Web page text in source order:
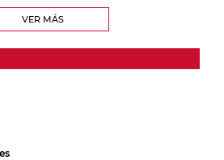
VER MÁS